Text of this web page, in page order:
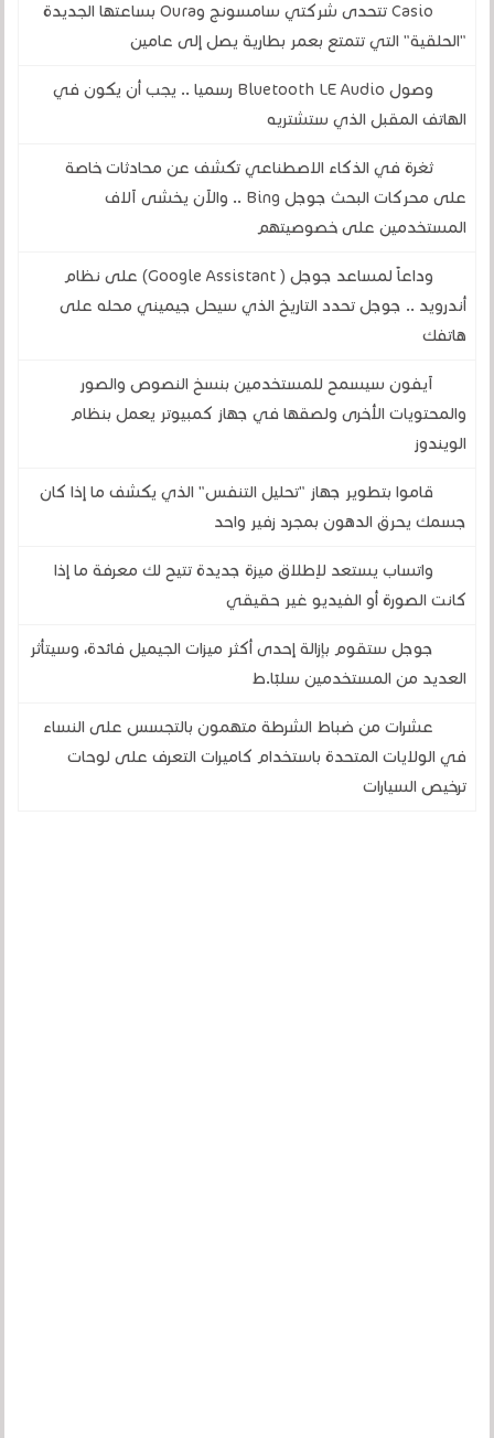
Casio تتحدى شركتي سامسونج وOura بساعتها الجديدة
"الحلقية" التي تتمتع بعمر بطارية يصل إلى عامين
وصول Bluetooth LE Audio رسميا .. يجب أن يكون في
الهاتف المقبل الذي ستشتريه
ثغرة في الذكاء الاصطناعي تكشف عن محادثات خاصة
على محركات البحث جوجل Bing .. والآن يخشى آلاف
المستخدمين على خصوصيتهم
وداعاً لمساعد جوجل ( Google Assistant) على نظام
أندرويد .. جوجل تحدد التاريخ الذي سيحل جيميني محله على
هاتفك
آيفون سيسمح للمستخدمين بنسخ النصوص والصور
والمحتويات الأخرى ولصقها في جهاز كمبيوتر يعمل بنظام
الويندوز
قاموا بتطوير جهاز "تحليل التنفس" الذي يكشف ما إذا كان
جسمك يحرق الدهون بمجرد زفير واحد
واتساب يستعد لإطلاق ميزة جديدة تتيح لك معرفة ما إذا
كانت الصورة أو الفيديو غير حقيقي
جوجل ستقوم بإزالة إحدى أكثر ميزات الجيميل فائدة، وسيتأثر
العديد من المستخدمين سلبًا.ط
عشرات من ضباط الشرطة متهمون بالتجسس على النساء
في الولايات المتحدة باستخدام كاميرات التعرف على لوحات
ترخيص السيارات